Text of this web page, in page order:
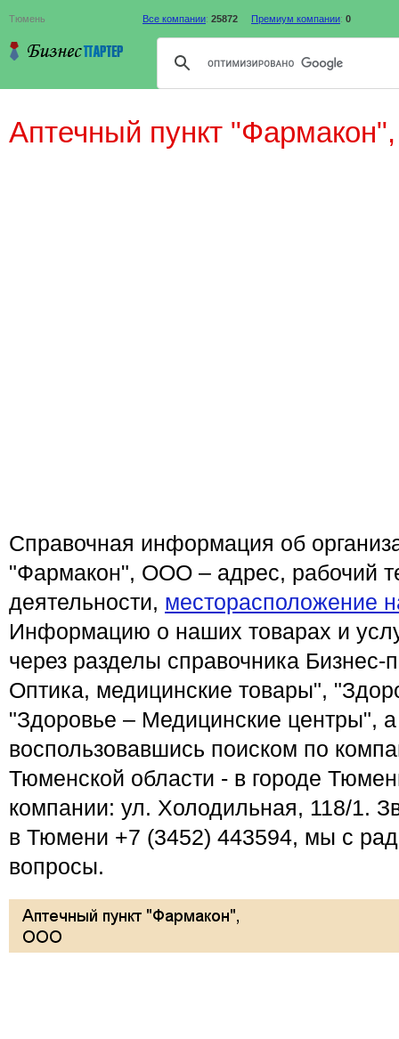
Тюмень Все компании: 25872 Премиум компании: 0
Аптечный пункт
Справочная информация об
"Фармакон", ООО – адрес, рабочий
деятельности, месторасположение
Информацию о наших товарах и
через разделы справочника Бизнес-
Оптика, медицинские товары",
"Здоровье – Медицинские центры",
воспользовавшись поиском по
Тюменской области - в городе
компании: ул. Холодильная, 118/1.
в Тюмени +7 (3452) 443594, мы с
вопросы.